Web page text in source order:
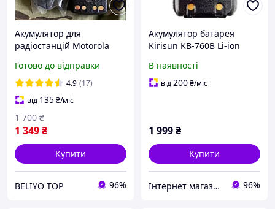
Акумулятор для
радіостанцій Motorola
на рацію Моторолу 5000
мА·год з TYPE C
Готово до відправки
4.9 (17)
від 135₴/міс
1 349₴
1 700 ₴
Купити
BELIYO TOP 96%
Акумулятор батарея
Kirisun KB-760B Li-ion
Kirisun DP405
В наявності
від200₴/міс
1 999₴
Купити
Інтернет магазин Store7 96%